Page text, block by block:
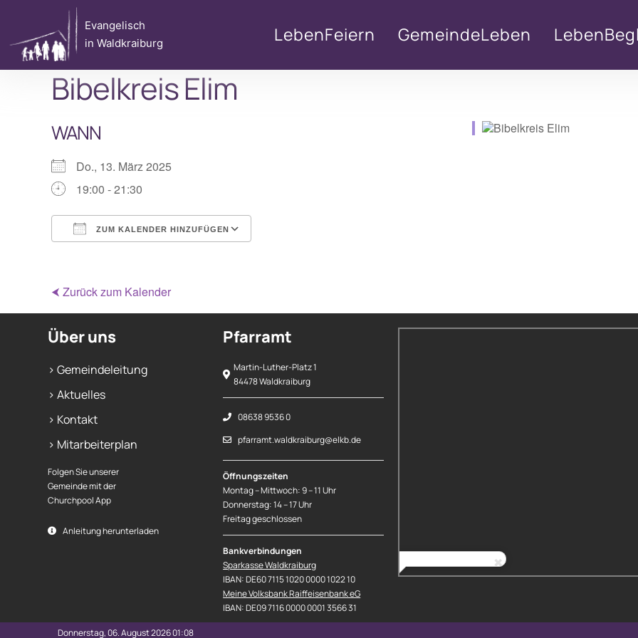
springen
Evangelisch
in Waldkraiburg
LebenFeiern GemeindeLeben
Bibelkreis Elim
WANN
Do., 13. März 2025
19:00 - 21:30
ZUM KALENDER HINZUFÜGEN
⮜ Zurück zum Kalender
Über uns
> Gemeindeleitung
> Aktuelles
> Kontakt
> Mitarbeiterplan
Folgen Sie unserer
Gemeinde mit der
Churchpool App
Anleitung herunterladen
Pfarramt
Martin-Luther-Platz 1
84478 Waldkraiburg
08638 9536 0
pfarramt.waldkraiburg@elkb.de
Öffnungszeiten
Montag – Mittwoch: 9 – 11 Uhr
Donnerstag: 14 – 17 Uhr
Freitag geschlossen
Bankverbindungen
Sparkasse Waldkraiburg
IBAN: DE60 7115 1020 0000 1022 10
Meine Volksbank Raiffeisenbank eG
IBAN: DE09 7116 0000 0001 3566 31
Donnerstag, 06. August 2026 01:08